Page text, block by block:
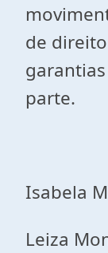
de
parte.
Isabela
Leiza